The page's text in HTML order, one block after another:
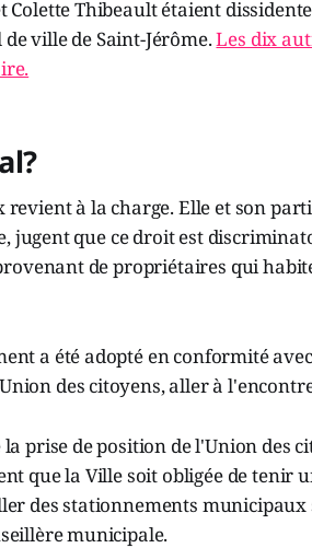
Colette Thibeault étaient
ville de Saint-Jérôme.Les dix
revient à la charge. Elle et son
jugent que ce droit est
de propriétaires qui
a été adopté en conformité
des citoyens, aller à
prise de position de l'Union des
que la Ville soit obligée de tenir
des stationnements municipaux
municipale.